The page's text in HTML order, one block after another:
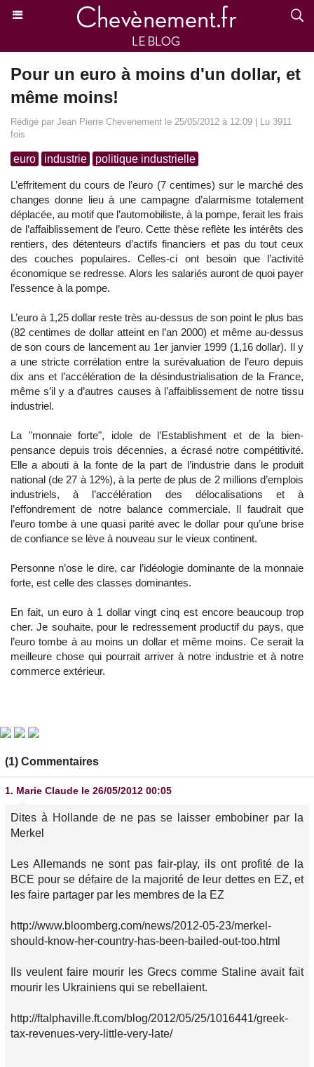
Pour un euro à moins d'un dollar, et
même moins!
Rédigé par Jean Pierre Chevenement le 25/05/2012 à 12:09 | Lu 3911
fois
euro industrie politique industrielle
L’effritement du cours de l’euro (7 centimes) sur le marché des
changes donne lieu à une campagne d’alarmisme totalement
déplacée, au motif que l’automobiliste, à la pompe, ferait les frais
de l’affaiblissement de l’euro. Cette thèse reflète les intérêts des
rentiers, des détenteurs d’actifs financiers et pas du tout ceux
des couches populaires. Celles-ci ont besoin que l’activité
économique se redresse. Alors les salariés auront de quoi payer
l’essence à la pompe.
L’euro à 1,25 dollar reste très au-dessus de son point le plus bas
(82 centimes de dollar atteint en l’an 2000) et même au-dessus
de son cours de lancement au 1er janvier 1999 (1,16 dollar). Il y
a une stricte corrélation entre la surévaluation de l’euro depuis
dix ans et l’accélération de la désindustrialisation de la France,
même s’il y a d’autres causes à l’affaiblissement de notre tissu
industriel.
La "monnaie forte", idole de l’Establishment et de la bien-
pensance depuis trois décennies, a écrasé notre compétitivité.
Elle a abouti à la fonte de la part de l’industrie dans le produit
national (de 27 à 12%), à la perte de plus de 2 millions d’emplois
industriels, à l’accélération des délocalisations et à
l’effondrement de notre balance commerciale. Il faudrait que
l’euro tombe à une quasi parité avec le dollar pour qu’une brise
de confiance se lève à nouveau sur le vieux continent.
Personne n’ose le dire, car l’idéologie dominante de la monnaie
forte, est celle des classes dominantes.
En fait, un euro à 1 dollar vingt cinq est encore beaucoup trop
cher. Je souhaite, pour le redressement productif du pays, que
l’euro tombe à au moins un dollar et même moins. Ce serait la
meilleure chose qui pourrait arriver à notre industrie et à notre
commerce extérieur.
(1) Commentaires
1. Marie Claude le 26/05/2012 00:05
Dites à Hollande de ne pas se laisser embobiner par la
Merkel
Les Allemands ne sont pas fair-play, ils ont profité de la
BCE pour se défaire de la majorité de leur dettes en EZ, et
les faire partager par les membres de la EZ
http://www.bloomberg.com/news/2012-05-23/merkel-
should-know-her-country-has-been-bailed-out-too.html
Ils veulent faire mourir les Grecs comme Staline avait fait
mourir les Ukrainiens qui se rebellaient.
http://ftalphaville.ft.com/blog/2012/05/25/1016441/greek-
tax-revenues-very-little-very-late/